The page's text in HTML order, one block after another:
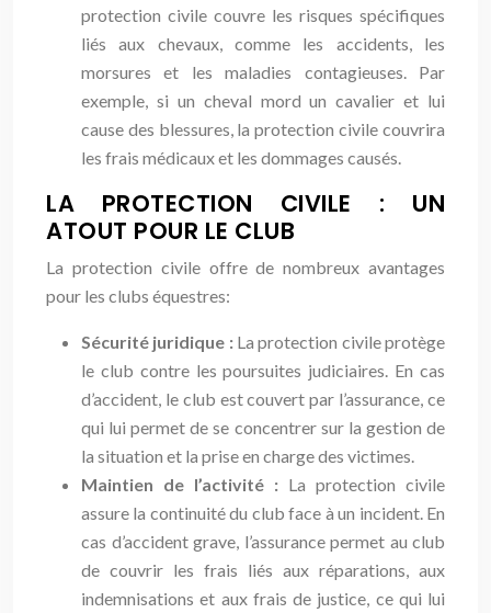
protection civile couvre les risques spécifiques
liés aux chevaux, comme les accidents, les
morsures et les maladies contagieuses. Par
exemple, si un cheval mord un cavalier et lui
cause des blessures, la protection civile couvrira
les frais médicaux et les dommages causés.
LA PROTECTION CIVILE : UN
ATOUT POUR LE CLUB
La protection civile offre de nombreux avantages
pour les clubs équestres:
Sécurité juridique : La protection civile protège
le club contre les poursuites judiciaires. En cas
d’accident, le club est couvert par l’assurance, ce
qui lui permet de se concentrer sur la gestion de
la situation et la prise en charge des victimes.
Maintien de l’activité : La protection civile
assure la continuité du club face à un incident. En
cas d’accident grave, l’assurance permet au club
de couvrir les frais liés aux réparations, aux
indemnisations et aux frais de justice, ce qui lui